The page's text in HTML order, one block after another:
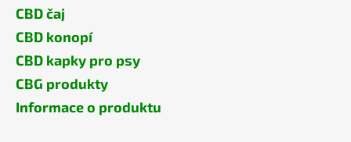
CBD čaj
CBD konopí
CBD kapky pro psy
CBG produkty
Informace o produktu